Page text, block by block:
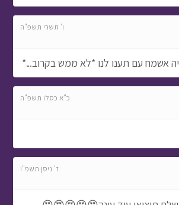
ו' תשרי תשפ"ה
אשמח עם תענו לנו *לא ממש בקרוב...*
כ"א כסלו תשפ"ה
ז' ניסן תשפ"ו